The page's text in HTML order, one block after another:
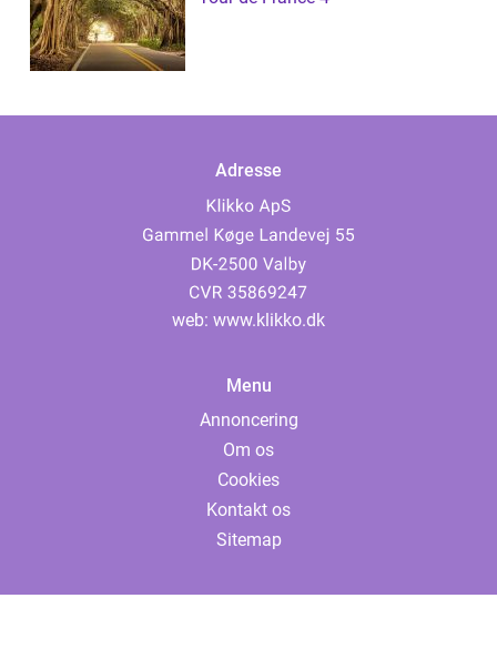
Adresse
web: www.klikko.dk
Menu
Annoncering
Om os
Cookies
Kontakt os
Sitemap